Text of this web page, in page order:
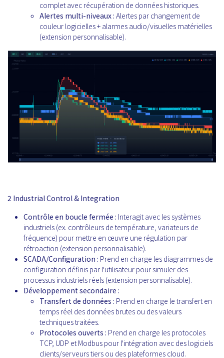
complet avec récupération de données historiques.
Alertes multi-niveaux : Alertes par changement de
couleur logicielles + alarmes audio/visuelles matérielles
(extension personnalisable).
2 Industrial Control & Integration
Contrôle en boucle fermée : Interagit avec les systèmes
industriels (ex. contrôleurs de température, variateurs de
fréquence) pour mettre en œuvre une régulation par
rétroaction (extension personnalisable).
SCADA/Configuration : Prend en charge les diagrammes de
configuration définis par l'utilisateur pour simuler des
processus industriels réels (extension personnalisable).
Développement secondaire :
Transfert de données : Prend en charge le transfert en
temps réel des données brutes ou des valeurs
techniques traitées.
Protocoles ouverts : Prend en charge les protocoles
TCP, UDP et Modbus pour l'intégration avec des logiciels
clients/serveurs tiers ou des plateformes cloud.